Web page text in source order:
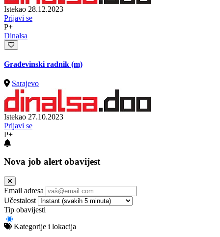
Istekao 28.12.2023
Prijavi se
P+
Dinalsa
Građevinski radnik (m)
Sarajevo
Istekao 27.10.2023
Prijavi se
P+
Nova job alert obavijest
Email adresa
Učestalost
Tip obavijesti
Kategorije i lokacija